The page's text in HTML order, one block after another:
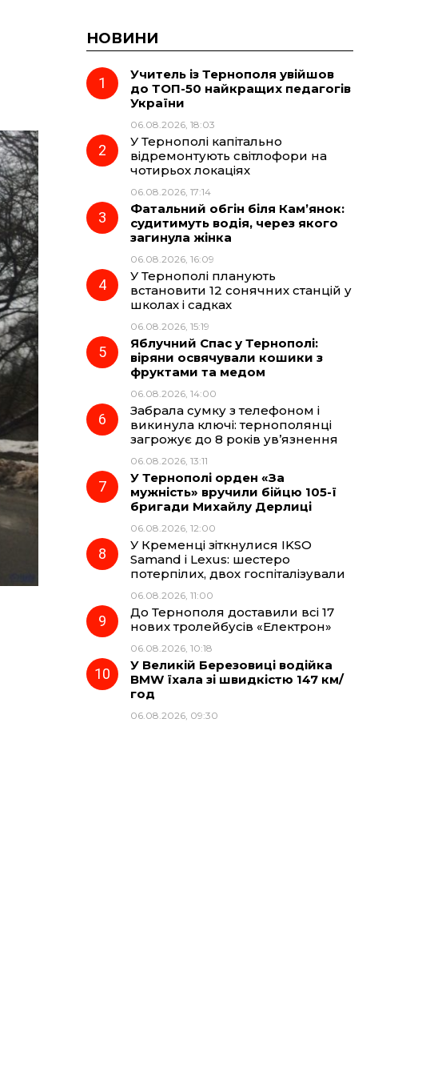
НОВИНИ
Учитель із Тернополя увійшов
до ТОП-50 найкращих педагогів
України
06.08.2026, 18:03
У Тернополі капітально
відремонтують світлофори на
чотирьох локаціях
06.08.2026, 17:14
Фатальний обгін біля Кам’янок:
судитимуть водія, через якого
загинула жінка
06.08.2026, 16:09
У Тернополі планують
встановити 12 сонячних станцій у
школах і садках
06.08.2026, 15:19
Яблучний Спас у Тернополі:
віряни освячували кошики з
фруктами та медом
06.08.2026, 14:00
Забрала сумку з телефоном і
викинула ключі: тернополянці
загрожує до 8 років ув’язнення
06.08.2026, 13:11
У Тернополі орден «За
мужність» вручили бійцю 105-ї
бригади Михайлу Дерлиці
06.08.2026, 12:00
У Кременці зіткнулися IKSO
Samand і Lexus: шестеро
потерпілих, двох госпіталізували
06.08.2026, 11:00
До Тернополя доставили всі 17
нових тролейбусів «Електрон»
06.08.2026, 10:18
У Великій Березовиці водійка
BMW їхала зі швидкістю 147 км/
год
06.08.2026, 09:30